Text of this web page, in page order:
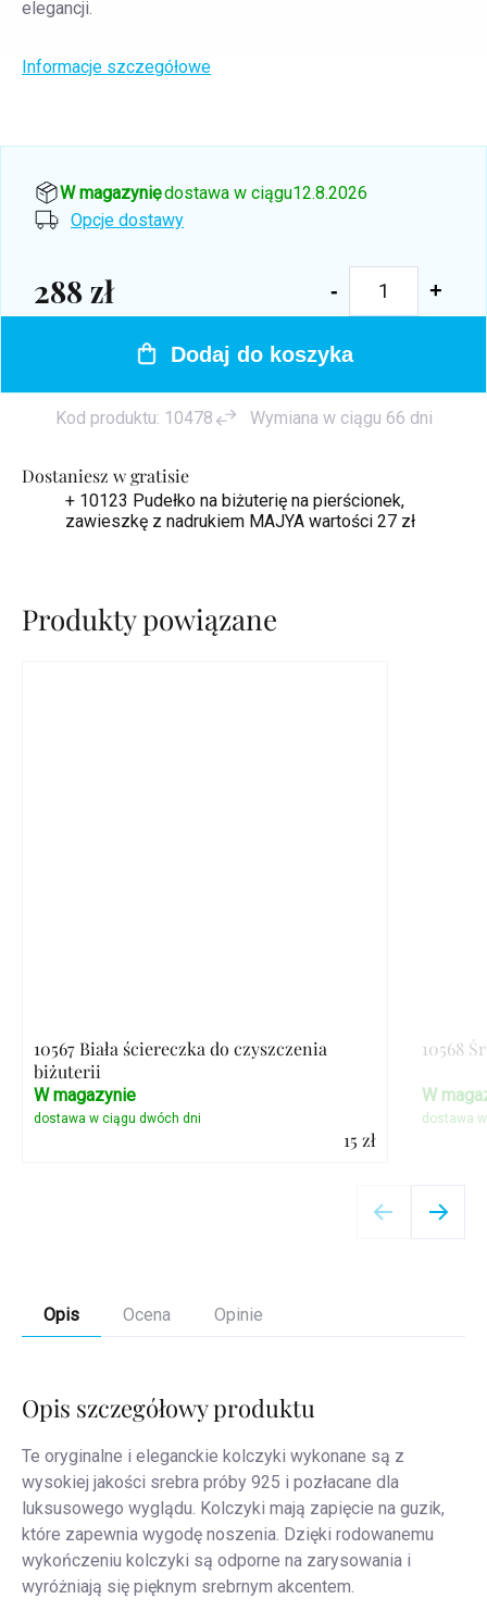
Dostaniesz w gratisie
+ 10123 Pudełko na biżuterię na pierścionek,
zawieszkę z nadrukiem MAJYA wartości 27 zł
elegancji.
Informacje szczegółowe
W magazynie, dostawa w ciągu12.8.2026
Opcje dostawy
288 zł
Cena
Dodaj do koszyka
Kod produktu: 10478 Wymiana w ciągu 66 dni
Produkty powiązane
10567 Biała ściereczka do czyszczenia
biżuterii
15 zł
W magazynie
10568
W
Opis Ocena Opinie
Opis szczegółowy produktu
Te oryginalne i eleganckie kolczyki wykonane są z
wysokiej jakości srebra próby 925 i pozłacane dla
luksusowego wyglądu. Kolczyki mają zapięcie na guzik,
które zapewnia wygodę noszenia. Dzięki rodowanemu
wykończeniu kolczyki są odporne na zarysowania i
wyróżniają się pięknym srebrnym akcentem.